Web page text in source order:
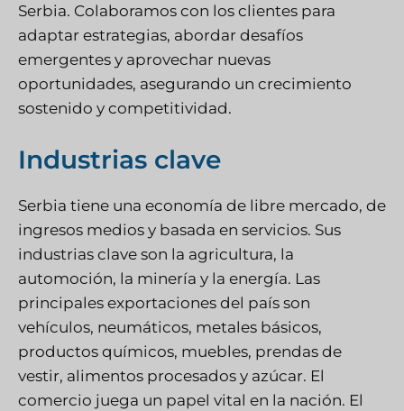
Serbia. Colaboramos con los clientes para
adaptar estrategias, abordar desafíos
emergentes y aprovechar nuevas
oportunidades, asegurando un crecimiento
sostenido y competitividad.
Industrias clave
Serbia tiene una economía de libre mercado, de
ingresos medios y basada en servicios. Sus
industrias clave son la agricultura, la
automoción, la minería y la energía. Las
principales exportaciones del país son
vehículos, neumáticos, metales básicos,
productos químicos, muebles, prendas de
vestir, alimentos procesados y azúcar. El
comercio juega un papel vital en la nación. El